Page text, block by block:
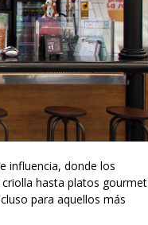
influencia, donde los
hasta platos gourmet
para aquellos más